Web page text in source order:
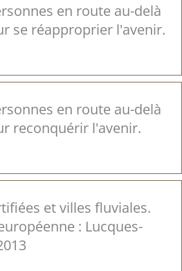
en route au-delà
se réapproprier l'avenir.
en route au-delà
reconquérir l'avenir.
et villes fluviales.
: Lucques-